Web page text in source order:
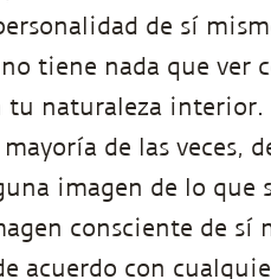
de sí
tiene nada que ver
tu naturaleza
de las veces,
imagen de lo que
consciente de sí
acuerdo con